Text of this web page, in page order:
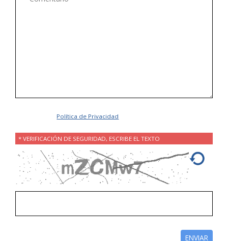
Política de Privacidad
* VERIFICACIÓN DE SEGURIDAD, ESCRIBE EL TEXTO